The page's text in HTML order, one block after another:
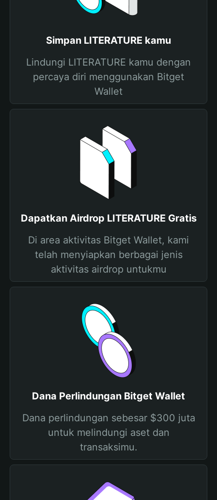
Simpan LITERATURE kamu
Lindungi LITERATURE kamu dengan
percaya diri menggunakan Bitget
Wallet
Dapatkan Airdrop LITERATURE Gratis
Di area aktivitas Bitget Wallet, kami
telah menyiapkan berbagai jenis
aktivitas airdrop untukmu
Dana Perlindungan Bitget Wallet
Dana perlindungan sebesar $300 juta
untuk melindungi aset dan
transaksimu.